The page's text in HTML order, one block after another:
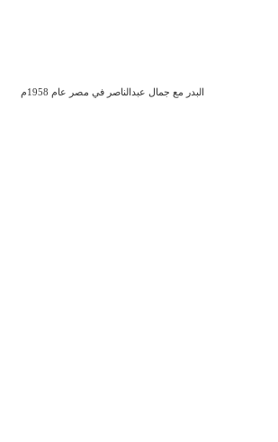
البدر مع جمال عبدالناصر في مصر عام 1958م